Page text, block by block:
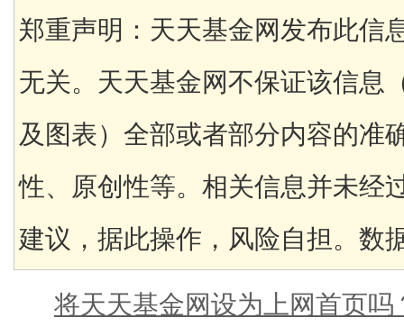
郑重声明：天天基金网发布此信
无关。天天基金网不保证该信息
及图表）全部或者部分内容的准
性、原创性等。相关信息并未经
建议，据此操作，风险自担。数
将天天基金网设为上网首页吗